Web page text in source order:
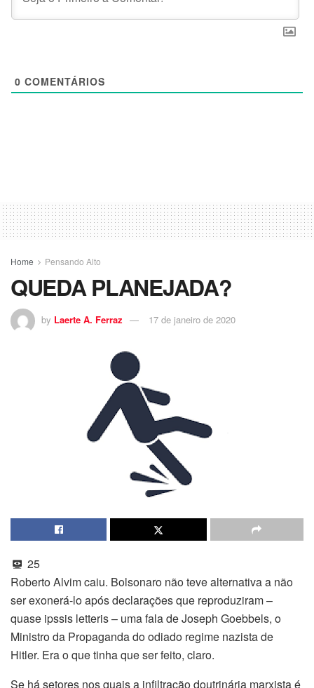
0 COMENTÁRIOS
Home Pensando Alto
QUEDA PLANEJADA?
by Laerte A. Ferraz 17 de janeiro de 2020
25
Roberto Alvim caiu. Bolsonaro não teve alternativa a não
ser exonerá-lo após declarações que reproduziram –
quase ipssis letteris – uma fala de Joseph Goebbels, o
Ministro da Propaganda do odiado regime nazista de
Hitler. Era o que tinha que ser feito, claro.
Se há setores nos quais a infiltração doutrinária marxista é